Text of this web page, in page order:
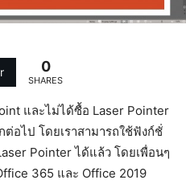
0
SHARES
และไม่ได้ซื้อ Laser Pointer
ต่อไป โดยเราสามารถใช้ฟังก์ชั่
Pointer ได้แล้ว โดยเพื่อนๆ
365 และ Office 2019